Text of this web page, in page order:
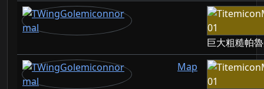
巨大粗糙帕
Map